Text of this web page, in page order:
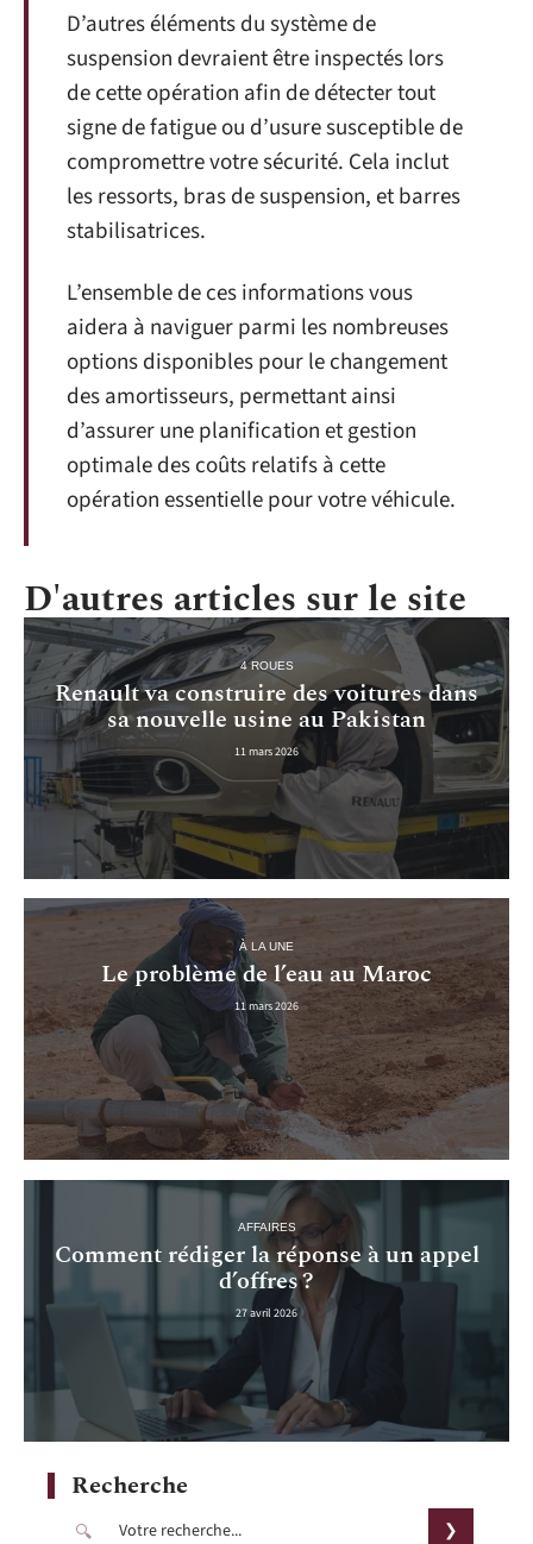
D’autres éléments du système de
suspension devraient être inspectés lors
de cette opération afin de détecter tout
signe de fatigue ou d’usure susceptible de
compromettre votre sécurité. Cela inclut
les ressorts, bras de suspension, et barres
stabilisatrices.
L’ensemble de ces informations vous
aidera à naviguer parmi les nombreuses
options disponibles pour le changement
des amortisseurs, permettant ainsi
d’assurer une planification et gestion
optimale des coûts relatifs à cette
opération essentielle pour votre véhicule.
D'autres articles sur le site
4 ROUES
Renault va construire des voitures dans
sa nouvelle usine au Pakistan
11 mars 2026
À LA UNE
Le problème de l’eau au Maroc
11 mars 2026
AFFAIRES
Comment rédiger la réponse à un appel
d’offres ?
27 avril 2026
Recherche